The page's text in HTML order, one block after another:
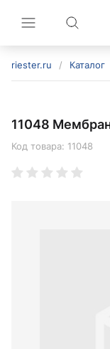
riester.ru / Каталог
11048
Код товара: 11048